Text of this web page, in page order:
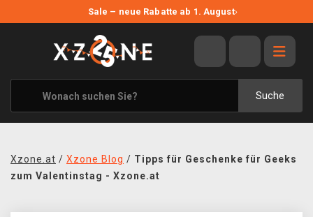
Sale – neue Rabatte ab 1. August›
Suche
ANGEBOTE
ALLE MARKEN
XZONE ORIGINALS
KLEIDUNG & ACCESSOIRES
BÜCHER & COMICS
Xzone.at / Xzone Blog / Tipps für Geschenke für Geeks
zum Valentinstag - Xzone.at